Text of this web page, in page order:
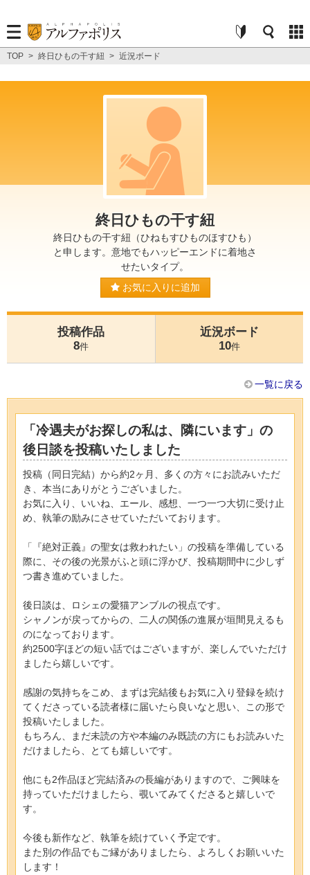
TOP > 終日ひもの干す紐 > 近況ボード
終日ひもの干す紐
終日ひもの干す紐（ひねもすひものほすひも）
と申します。意地でもハッピーエンドに着地さ
せたいタイプ。
お気に入りに追加
投稿作品
8件
近況ボード
10件
一覧に戻る
「冷遇夫がお探しの私は、隣にいます」の
後日談を投稿いたしました
投稿（同日完結）から約2ヶ月、多くの方々にお読みいただ
き、本当にありがとうございました。
お気に入り、いいね、エール、感想、一つ一つ大切に受け止
め、執筆の励みにさせていただいております。
「『絶対正義』の聖女は救われたい」の投稿を準備している
際に、その後の光景がふと頭に浮かび、投稿期間中に少しず
つ書き進めていました。
後日談は、ロシェの愛猫アンブルの視点です。
シャノンが戻ってからの、二人の関係の進展が垣間見えるも
のになっております。
約2500字ほどの短い話ではございますが、楽しんでいただけ
ましたら嬉しいです。
感謝の気持ちをこめ、まずは完結後もお気に入り登録を続け
てくださっている読者様に届いたら良いなと思い、この形で
投稿いたしました。
もちろん、まだ未読の方や本編のみ既読の方にもお読みいた
だけましたら、とても嬉しいです。
他にも2作品ほど完結済みの長編がありますので、ご興味を
持っていただけましたら、覗いてみてくださると嬉しいで
す。
今後も新作など、執筆を続けていく予定です。
また別の作品でもご縁がありましたら、よろしくお願いいた
します！